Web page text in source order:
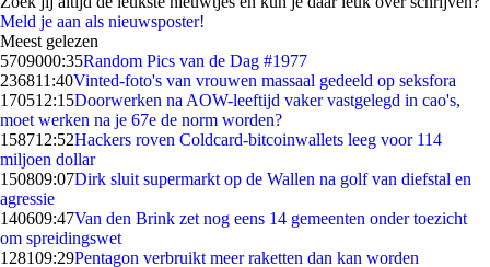
Meld je aan als nieuwsposter!
Meest gelezen
5709000:35Random Pics van de Dag #1977
236811:40Vinted-foto's van vrouwen massaal gedeeld op seksfora
170512:15Doorwerken na AOW-leeftijd vaker vastgelegd in cao's,
moet werken na je 67e de norm worden?
158712:52Hackers roven Coldcard-bitcoinwallets leeg voor 114
miljoen dollar
150809:07Dirk sluit supermarkt op de Wallen na golf van diefstal en
agressie
140609:47Van den Brink zet nog eens 14 gemeenten onder toezicht
om spreidingswet
128109:29Pentagon verbruikt meer raketten dan kan worden